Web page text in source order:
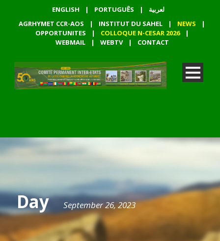
ENGLISH | PORTUGUÊS |
لعربية
AGRHYMET CCR-AOS
| INSTITUT DU SAHEL | NEWS
|
OPPORTUNITES
| COLLOQUE N-CESAR 2026
|
WEBMAIL
| WEBTV | CONTACT
Day September 26, 2023